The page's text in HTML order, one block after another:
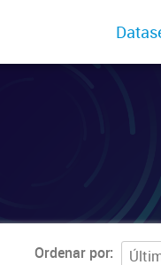
Ordenar por